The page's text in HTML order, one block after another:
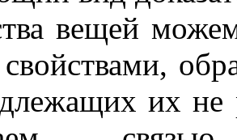
вещей
их не